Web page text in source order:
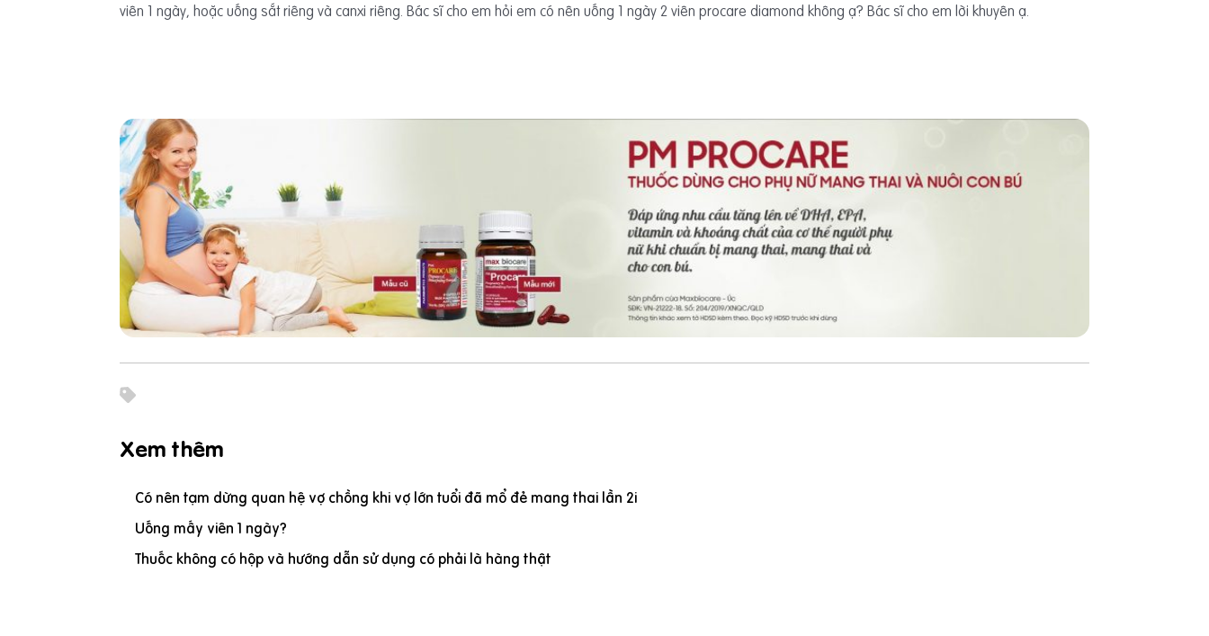
viên 1 ngày, hoặc uống sắt riêng và canxi riêng. Bác sĩ cho em hỏi em có nên uống 1 ngày 2 viên procare diamond không ạ? Bác sĩ cho em lời khuyên ạ.
Xem thêm
Có nên tạm dừng quan hệ vợ chồng khi vợ lớn tuổi đã mổ đẻ mang thai lần 2i
Uống mấy viên 1 ngày?
Thuốc không có hộp và hướng dẫn sử dụng có phải là hàng thật